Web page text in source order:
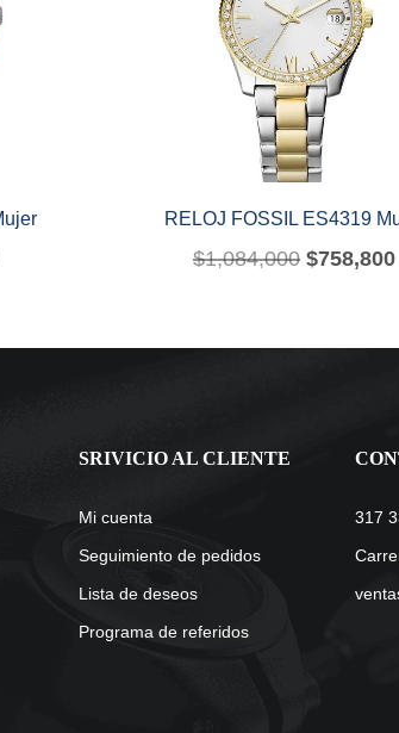
RELOJ FOSSIL ES4319
$1,084,000 $758,800
SRIVICIO AL CLIENTE
Mi cuenta
Seguimiento de pedidos
Lista de deseos
Programa de referidos
317